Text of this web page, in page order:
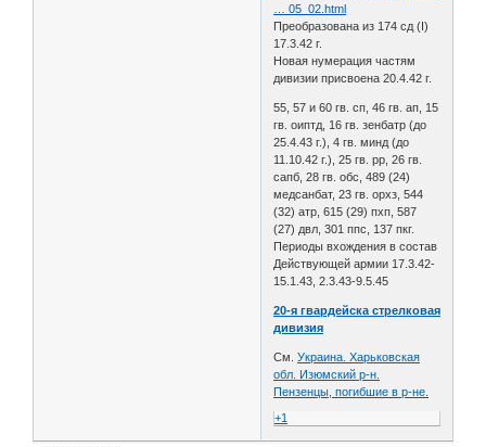
… 05_02.html
Преобразована из 174 сд (I)
17.3.42 г.
Новая нумерация частям
дивизии присвоена 20.4.42 г.
55, 57 и 60 гв. сп, 46 гв. ап, 15
гв. оиптд, 16 гв. зенбатр (до
25.4.43 г.), 4 гв. минд (до
11.10.42 г.), 25 гв. рр, 26 гв.
сапб, 28 гв. обс, 489 (24)
медсанбат, 23 гв. орхз, 544
(32) атр, 615 (29) пхп, 587
(27) двл, 301 ппс, 137 пкг.
Периоды вхождения в состав
Действующей армии 17.3.42-
15.1.43, 2.3.43-9.5.45
20-я гвардейска стрелковая
дивизия
См.Украина. Харьковская
обл. Изюмский р-н.
Пензенцы, погибшие в р-не.
+1